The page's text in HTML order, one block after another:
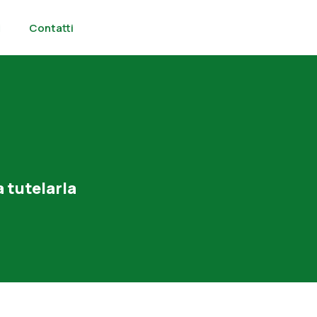
Contatti
tutelarla